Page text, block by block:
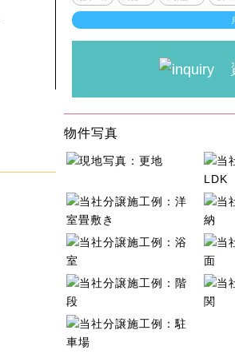
物件写真